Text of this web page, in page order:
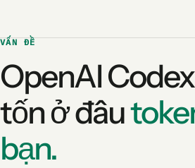
VẤN ĐỀ
OpenAI
tốn ở đâu
bạn.